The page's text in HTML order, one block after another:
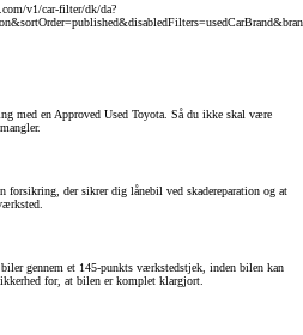
v1/car-filter/dk/da?
med en Approved Used Toyota. Så du ikke skal være
forsikring, der sikrer dig lånebil ved skadereparation og at
gennem et 145-punkts værkstedstjek, inden bilen kan
for, at bilen er komplet klargjort.